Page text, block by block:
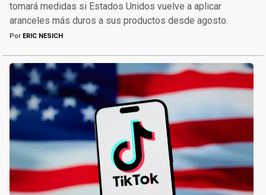
tomará medidas si Estados Unidos vuelve a aplicar
aranceles más duros a sus productos desde agosto.
Por ERIC NESICH